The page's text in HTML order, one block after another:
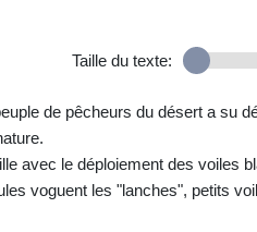
Taille du texte:
de pêcheurs du désert a su
avec le déploiement des voiles
voguent les "lanches", petits